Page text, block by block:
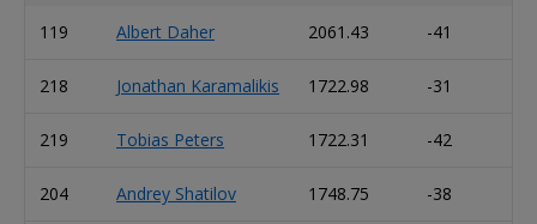
119 Albert Daher 2061.43 -41
218 Jonathan Karamalikis 1722.98 -31
219 Tobias Peters 1722.31 -42
204 Andrey Shatilov 1748.75 -38